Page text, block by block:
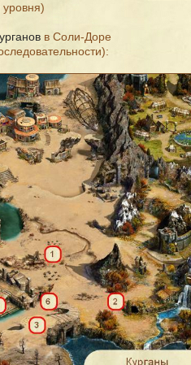
уровня)
в Соли-Доре